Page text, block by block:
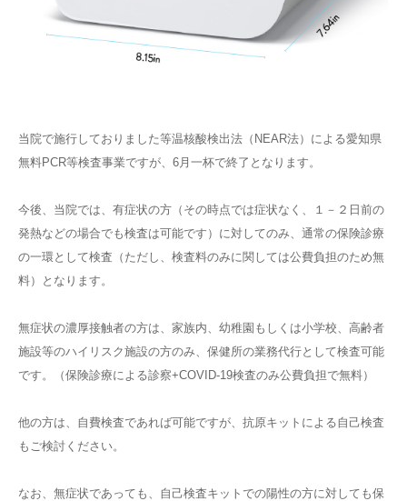
当院で施行しておりました等温核酸検出法（NEAR法）による愛知県
無料PCR等検査事業ですが、6月一杯で終了となります。
今後、当院では、有症状の方（その時点では症状なく、１－２日前の
発熱などの場合でも検査は可能です）に対してのみ、通常の保険診療
の一環として検査（ただし、検査料のみに関しては公費負担のため無
料）となります。
無症状の濃厚接触者の方は、家族内、幼稚園もしくは小学校、高齢者
施設等のハイリスク施設の方のみ、保健所の業務代行として検査可能
です。（保険診療による診察+COVID-19検査のみ公費負担で無料）
他の方は、自費検査であれば可能ですが、抗原キットによる自己検査
もご検討ください。
なお、無症状であっても、自己検査キットでの陽性の方に対しても保